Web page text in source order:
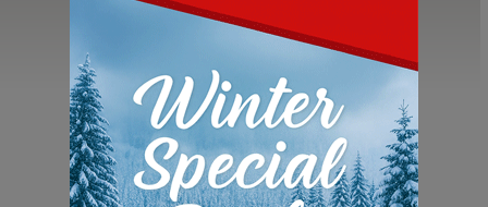
EMU Australia
Wallyby Mini Teens